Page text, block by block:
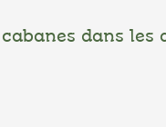
cabanes dans les